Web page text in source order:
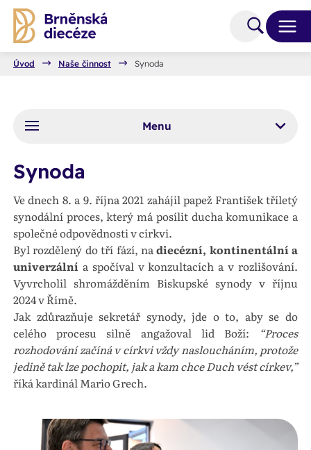
Úvod Naše činnost Synoda
Menu
Synoda
Ve dnech 8. a 9. října 2021 zahájil papež František tříletý
synodální proces, který má posílit ducha komunikace a
společné odpovědnosti v církvi.
Byl rozdělený do tří fází, nadiecézní, kontinentální a
univerzální a spočíval v konzultacích a v rozlišování.
Vyvrcholil shromážděním Biskupské synody v říjnu
2024 v Římě.
Jak zdůrazňuje sekretář synody, jde o to, aby se do
celého procesu silně angažoval lid Boží:
“Proces
rozhodování začíná v církvi vždy nasloucháním, protože
jedině tak lze pochopit, jak a kam chce Duch vést církev,”
říká kardinál Mario Grech.